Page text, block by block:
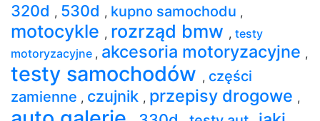
320d , 530d , kupno samochodu ,
motocykle , rozrząd bmw , testy
motoryzacyjne , akcesoria motoryzacyjne ,
testy samochodów , części
zamienne , czujnik , przepisy drogowe ,